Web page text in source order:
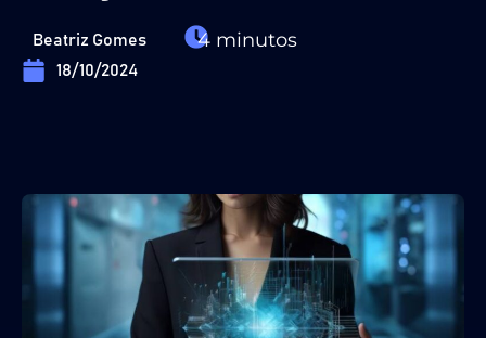
Beatriz Gomes
18/10/2024
4 minutos